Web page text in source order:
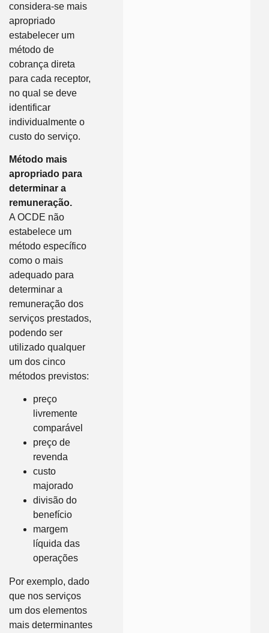
considera-se mais
apropriado
estabelecer um
método de
cobrança direta
para cada receptor,
no qual se deve
identificar
individualmente o
custo do serviço.
Método mais
apropriado para
determinar a
remuneração.
A OCDE não
estabelece um
método específico
como o mais
adequado para
determinar a
remuneração dos
serviços prestados,
podendo ser
utilizado qualquer
um dos cinco
métodos previstos:
preço
livremente
comparável
preço de
revenda
custo
majorado
divisão do
benefício
margem
líquida das
operações
Por exemplo, dado
que nos serviços
um dos elementos
mais determinantes